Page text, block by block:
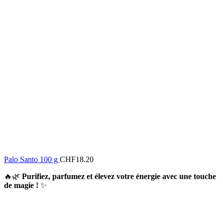
Palo Santo 100 g CHF18.20
🔥🌿 Purifiez, parfumez et élevez votre énergie avec une touche
de magie ! ✨